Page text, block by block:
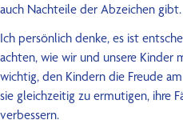
auch Nachteile der Abzeichen gibt.
Ich persönlich denke, es ist
achten, wie wir und unsere Kinder
wichtig, den Kindern die Freude am
sie gleichzeitig zu ermutigen, ihre
verbessern.